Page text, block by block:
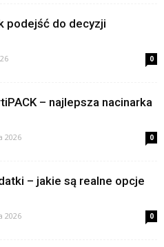
podejść do decyzji
0
– najlepsza nacinarka
2026 0
– jakie są realne opcje
2026 0